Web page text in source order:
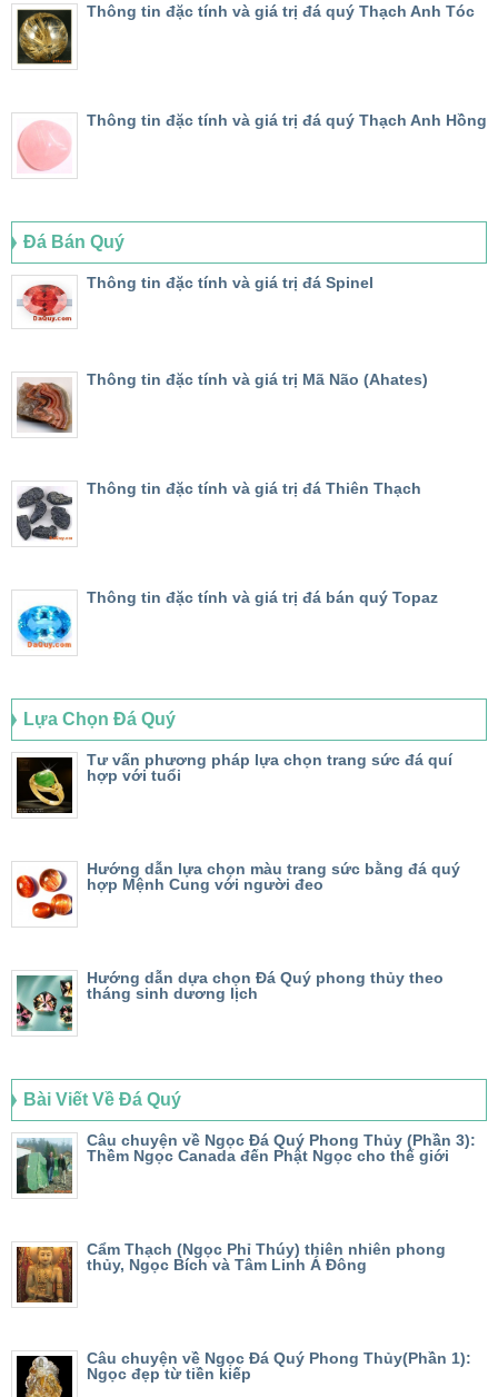
Thông tin đặc tính và giá trị đá quý Thạch Anh Tóc
Thông tin đặc tính và giá trị đá quý Thạch Anh Hồng
Đá Bán Quý
Thông tin đặc tính và giá trị đá Spinel
Thông tin đặc tính và giá trị Mã Não (Ahates)
Thông tin đặc tính và giá trị đá Thiên Thạch
Thông tin đặc tính và giá trị đá bán quý Topaz
Lựa Chọn Đá Quý
Tư vấn phương pháp lựa chọn trang sức đá quí
hợp với tuổi
Hướng dẫn lựa chọn màu trang sức bằng đá quý
hợp Mệnh Cung với người đeo
Hướng dẫn dựa chọn Đá Quý phong thủy theo
tháng sinh dương lịch
Bài Viết Về Đá Quý
Câu chuyện về Ngọc Đá Quý Phong Thủy (Phần 3):
Thềm Ngọc Canada đến Phật Ngọc cho thế giới
Cẩm Thạch (Ngọc Phỉ Thúy) thiên nhiên phong
thủy, Ngọc Bích và Tâm Linh Á Đông
Câu chuyện về Ngọc Đá Quý Phong Thủy(Phần 1):
Ngọc đẹp từ tiền kiếp